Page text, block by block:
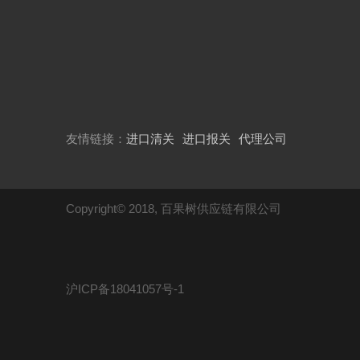
友情链接： 进口清关 进口报关 代理公司
Copyright© 2018, 百果树供应链有限公司
沪ICP备18041057号-1